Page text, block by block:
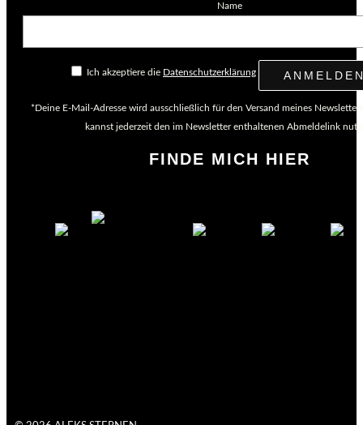
Name
Ich akzeptiere die Datenschutzerklärung
*Deine E-Mail-Adresse wird ausschließlich für den Versand meines
kannst jederzeit den im Newsletter enthaltenen Abmeldelink
FINDE MICH HIER